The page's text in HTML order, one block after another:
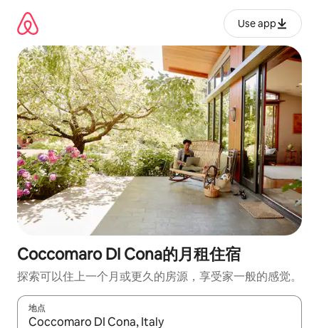
Use app
Coccomaro DI Cona的月租住宿
探索可以住上一个月或更久的房源，享受家一般的感觉。
地点
如有搜索结果，请使用上下方向键查看，或通过点击或滑动手势